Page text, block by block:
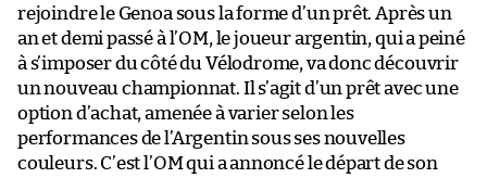
rejoindre le Genoa sous la forme d’un prêt. Après un
an et demi passé à l’OM, le joueur argentin, qui a peiné
à s’imposer du côté du Vélodrome, va donc découvrir
un nouveau championnat. Il s’agit d’un prêt avec une
option d’achat, amenée à varier selon les
performances de l’Argentin sous ses nouvelles
couleurs. C’est l’OM qui a annoncé le départ de son